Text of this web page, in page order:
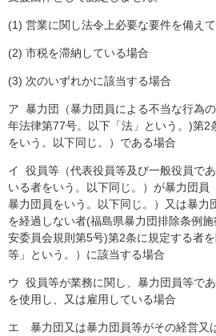
(1) 営業に関し法令上必要な要件を備え
(2) 市税を滞納している場合
(3) 次のいずれかに該当する場合
ア 暴力団（暴力団員による不当な行為
年法律第77号。以下「法」という。)第2
をいう。以下同じ。）である場合
イ 役員等（代表役員等及び一般役員で
いる者をいう。以下同じ。）が暴力団員
暴力団員をいう。以下同じ。）又は暴力
を経過しない者(福島県暴力団排除条例
安委員会規則第5号)第2条に規定する者
等」という。）に該当する場合
ウ 役員等が業務に関し、暴力団員等で
を使用し、又は雇用している場合
エ 暴力団又は暴力団員等がその経営又